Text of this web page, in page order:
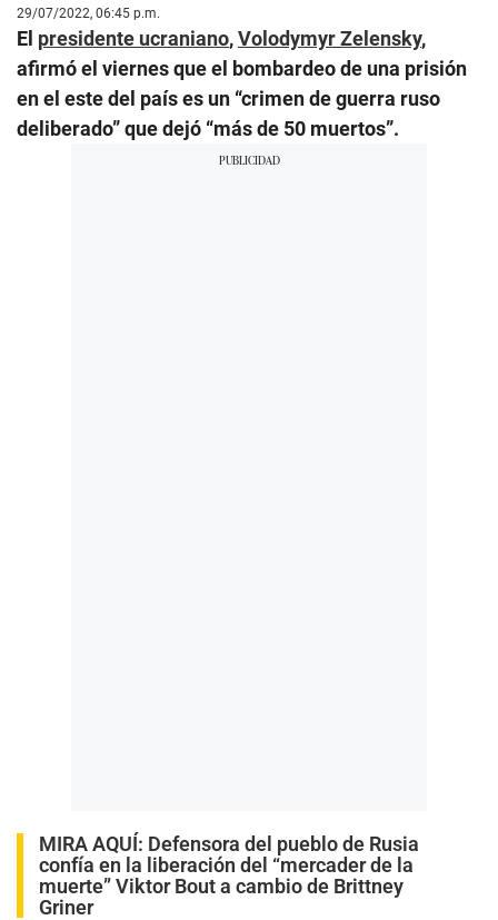
29/07/2022, 06:45 p.m.
El presidente ucraniano,Volodymyr Zelensky,
afirmó el viernes que el bombardeo de una prisión
en el este del país es un “crimen de guerra ruso
deliberado” que dejó “más de 50 muertos”.
MIRA AQUÍ: Defensora del pueblo de Rusia
confía en la liberación del “mercader de la
muerte” Viktor Bout a cambio de Brittney
Griner